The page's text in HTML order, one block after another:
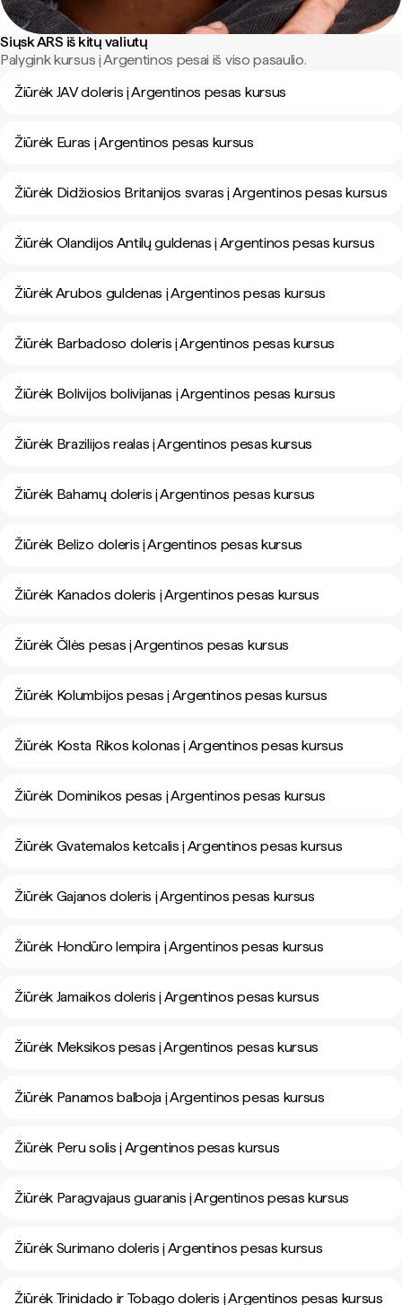
Siųsk ARS iš kitų valiutų
Palygink kursus į Argentinos pesai iš viso pasaulio.
Žiūrėk JAV doleris į Argentinos pesas kursus
Žiūrėk Euras į Argentinos pesas kursus
Žiūrėk Didžiosios Britanijos svaras į Argentinos pesas kursus
Žiūrėk Olandijos Antilų guldenas į Argentinos pesas kursus
Žiūrėk Arubos guldenas į Argentinos pesas kursus
Žiūrėk Barbadoso doleris į Argentinos pesas kursus
Žiūrėk Bolivijos bolivijanas į Argentinos pesas kursus
Žiūrėk Brazilijos realas į Argentinos pesas kursus
Žiūrėk Bahamų doleris į Argentinos pesas kursus
Žiūrėk Belizo doleris į Argentinos pesas kursus
Žiūrėk Kanados doleris į Argentinos pesas kursus
Žiūrėk Čilės pesas į Argentinos pesas kursus
Žiūrėk Kolumbijos pesas į Argentinos pesas kursus
Žiūrėk Kosta Rikos kolonas į Argentinos pesas kursus
Žiūrėk Dominikos pesas į Argentinos pesas kursus
Žiūrėk Gvatemalos ketcalis į Argentinos pesas kursus
Žiūrėk Gajanos doleris į Argentinos pesas kursus
Žiūrėk Hondūro lempira į Argentinos pesas kursus
Žiūrėk Jamaikos doleris į Argentinos pesas kursus
Žiūrėk Meksikos pesas į Argentinos pesas kursus
Žiūrėk Panamos balboja į Argentinos pesas kursus
Žiūrėk Peru solis į Argentinos pesas kursus
Žiūrėk Paragvajaus guaranis į Argentinos pesas kursus
Žiūrėk Surimano doleris į Argentinos pesas kursus
Žiūrėk Trinidado ir Tobago doleris į Argentinos pesas kursus